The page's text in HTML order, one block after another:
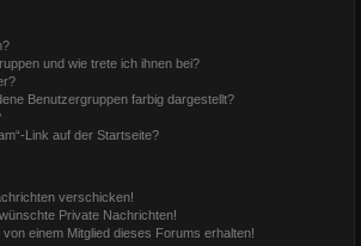
und wie trete ich ihnen bei?
Benutzergruppen farbig dargestellt?
Link auf der Startseite?
verschicken!
Private Nachrichten!
einem Mitglied dieses Forums erhalten!